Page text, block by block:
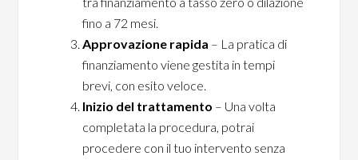
fino a 72 mesi.
Approvazione rapida – La pratica di
finanziamento viene gestita in tempi
brevi, con esito veloce.
Inizio del trattamento – Una volta
completata la procedura, potrai
procedere con il tuo intervento senza